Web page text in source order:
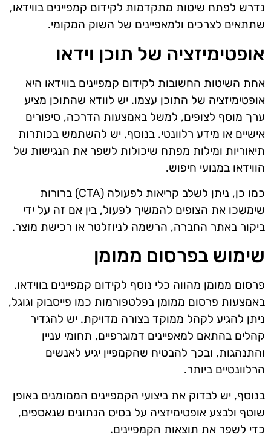
נדרש לפתח שיטות מתקדמות לקידום קמפיינים בווידאו,
שתתאים לצרכים ולמאפיינים של השוק המקומי.
אופטימיזציה של תוכן וידאו
אחת השיטות החשובות לקידום קמפיינים בווידאו היא
אופטימיזציה של התוכן עצמו. יש לוודא שהתוכן מציע
ערך מוסף לצופים, למשל באמצעות הדרכה, סיפורים
אישיים או מידע רלוונטי. בנוסף, יש להשתמש בכותרות
תיאוריות ומילות מפתח שיכולות לשפר את הנגישות של
הווידאו במנועי חיפוש.
כמו כן, ניתן לשלב קריאות לפעולה (CTA) ברורות
שימשכו את הצופים להמשיך לפעול, בין אם זה על ידי
ביקור באתר החברה, הרשמה לניוזלטר או רכישת מוצר.
שימוש בפרסום ממומן
פרסום ממומן מהווה כלי נוסף לקידום קמפיינים בווידאו.
באמצעות פרסום ממומן בפלטפורמות כמו פייסבוק וגוגל,
ניתן להגיע לקהל ממוקד בצורה מדויקת. יש להגדיר
קהלים בהתאם למאפיינים דמוגרפיים, תחומי עניין
והתנהגות, ובכך להבטיח שהקמפיין יגיע לאנשים
הרלוונטיים ביותר.
בנוסף, יש לבדוק את ביצועי הקמפיינים הממומנים באופן
שוטף ולבצע אופטימיזציה על בסיס הנתונים שנאספים,
כדי לשפר את תוצאות הקמפיינים.